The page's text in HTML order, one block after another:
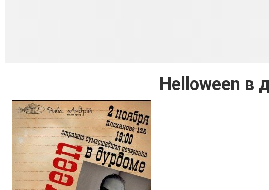
Helloween в